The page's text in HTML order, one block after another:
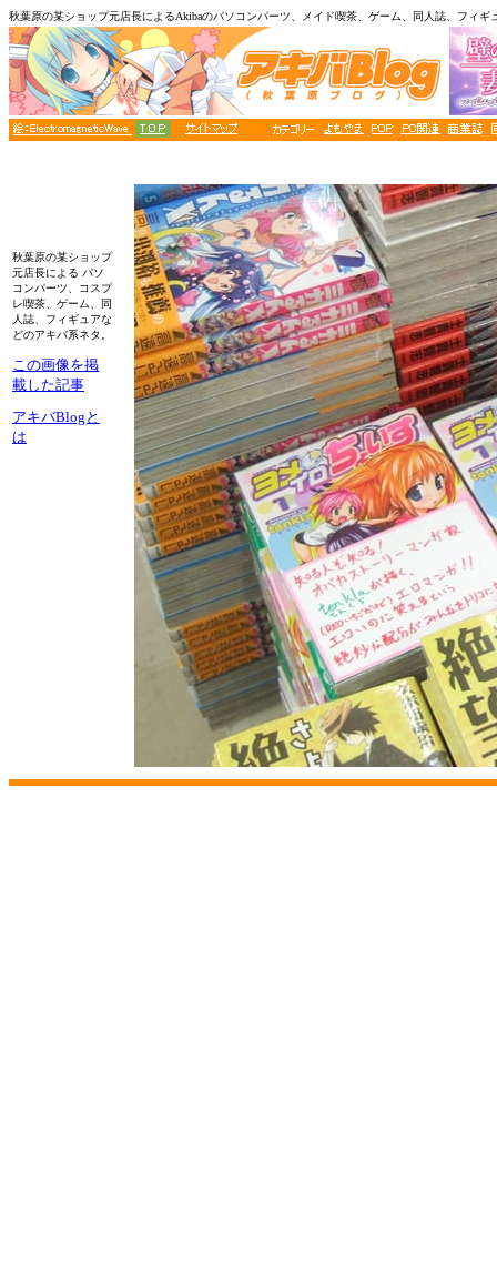
秋葉原の某ショップ元店長によるAkibaのパソコンパーツ、メイド喫茶、ゲーム、同人誌、フィ
秋葉原の某ショップ
元店長による パソ
コンパーツ、コスプ
レ喫茶、ゲーム、同
人誌、フィギュアな
どのアキバ系ネタ。
この画像を掲
載した記事
アキバBlogと
は